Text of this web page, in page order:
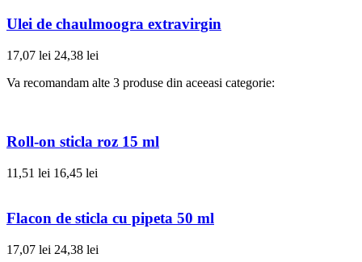
Ulei de chaulmoogra extravirgin
17,07 lei 24,38 lei
Va recomandam alte 3 produse din aceeasi categorie:
Roll-on sticla roz 15 ml
11,51 lei 16,45 lei
Flacon de sticla cu pipeta 50 ml
17,07 lei 24,38 lei